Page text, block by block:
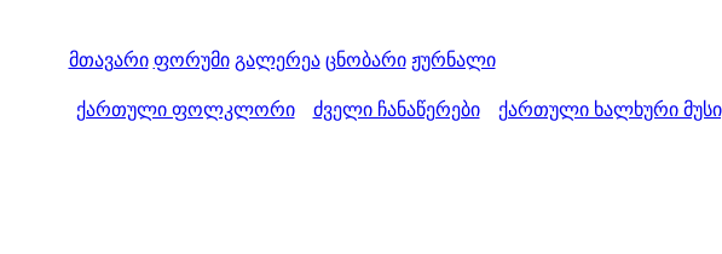
მთავარი ფორუმი გალერეა ცნობარი ჟურნალი
ქართული ფოლკლორი ძველი ჩანაწერები ქართული ხალხური